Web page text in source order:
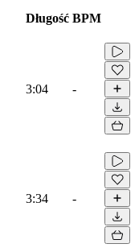
Długość BPM
3:04 -
3:34 -